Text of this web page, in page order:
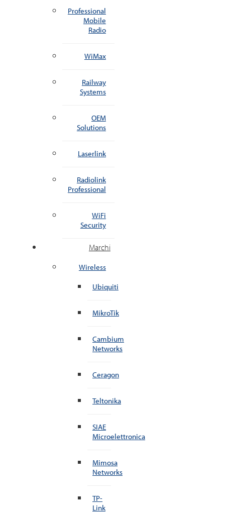
Professional
Mobile
Radio
WiMax
Railway
Systems
OEM
Solutions
Laserlink
Radiolink
Professional
WiFi
Security
Marchi
Wireless
Ubiquiti
MikroTik
Cambium
Networks
Ceragon
Teltonika
SIAE
Microelettronica
Mimosa
Networks
TP-
Link